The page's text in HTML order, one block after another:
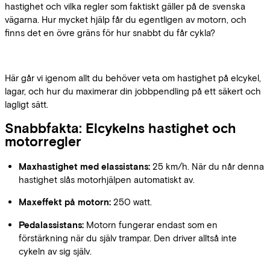
hastighet och vilka regler som faktiskt gäller på de svenska
vägarna. Hur mycket hjälp får du egentligen av motorn, och
finns det en övre gräns för hur snabbt du får cykla?
Här går vi igenom allt du behöver veta om hastighet på elcykel,
lagar, och hur du maximerar din jobbpendling på ett säkert och
lagligt sätt.
Snabbfakta: Elcykelns hastighet och
motorregler
Maxhastighet med elassistans:25 km/h. När du når denna
hastighet slås motorhjälpen automatiskt av.
Maxeffekt på motorn:250 watt.
Pedalassistans:Motorn fungerar endast som en
förstärkning när du själv trampar. Den driver alltså inte
cykeln av sig själv.